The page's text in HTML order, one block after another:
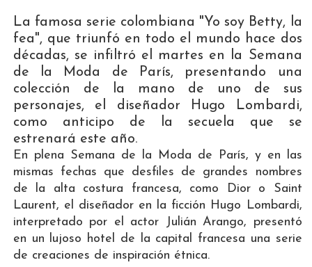
La famosa serie colombiana "Yo soy Betty, la
fea", que triunfó en todo el mundo hace dos
décadas, se infiltró el martes en la Semana
de la Moda de París, presentando una
colección de la mano de uno de sus
personajes, el diseñador Hugo Lombardi,
como anticipo de la secuela que se
estrenará este año.
En plena Semana de la Moda de París, y en las
mismas fechas que desfiles de grandes nombres
de la alta costura francesa, como Dior o Saint
Laurent, el diseñador en la ficción Hugo Lombardi,
interpretado por el actor Julián Arango, presentó
en un lujoso hotel de la capital francesa una serie
de creaciones de inspiración étnica.